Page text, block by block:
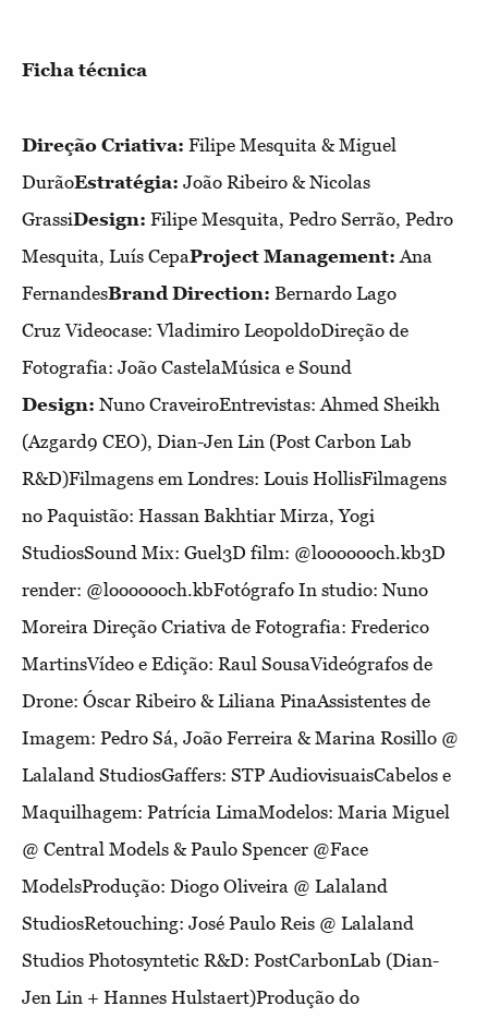
Ficha técnica
Direção Criativa: Filipe Mesquita & Miguel
DurãoEstratégia: João Ribeiro & Nicolas
GrassiDesign: Filipe Mesquita, Pedro Serrão, Pedro
Mesquita, Luís CepaProject Management: Ana
FernandesBrand Direction: Bernardo Lago
Cruz Videocase: Vladimiro LeopoldoDireção de
Fotografia: João CastelaMúsica e Sound
Design: Nuno CraveiroEntrevistas: Ahmed Sheikh
(Azgard9 CEO), Dian-Jen Lin (Post Carbon Lab
R&D)Filmagens em Londres: Louis HollisFilmagens
no Paquistão: Hassan Bakhtiar Mirza, Yogi
StudiosSound Mix: Guel3D film: @looooooch.kb3D
render: @looooooch.kbFotógrafo In studio: Nuno
Moreira Direção Criativa de Fotografia: Frederico
MartinsVídeo e Edição: Raul SousaVideógrafos de
Drone: Óscar Ribeiro & Liliana PinaAssistentes de
Imagem: Pedro Sá, João Ferreira & Marina Rosillo @
Lalaland StudiosGaffers: STP AudiovisuaisCabelos e
Maquilhagem: Patrícia LimaModelos: Maria Miguel
@ Central Models & Paulo Spencer @Face
ModelsProdução: Diogo Oliveira @ Lalaland
StudiosRetouching: José Paulo Reis @ Lalaland
Studios Photosyntetic R&D: PostCarbonLab (Dian-
Jen Lin + Hannes Hulstaert)Produção do